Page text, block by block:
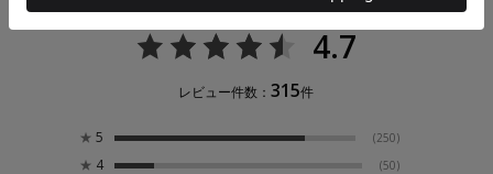
4.7
レビュー件数：315件
★ 5 (250)
★ 4 (50)